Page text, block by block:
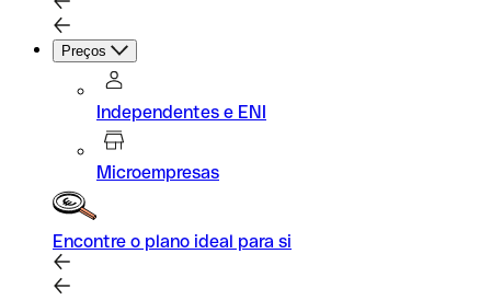
Preços
Independentes e ENI
Microempresas
Encontre o plano ideal para si